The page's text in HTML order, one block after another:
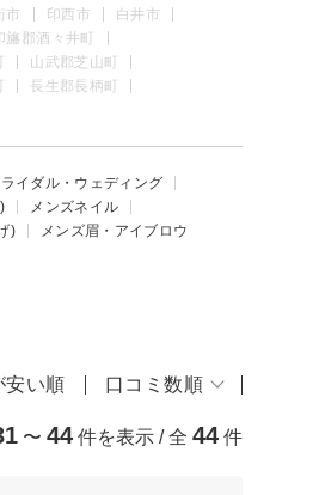
市 印西市
白井市
旛郡酒々井町
山武郡芝山町
長生郡長柄町
イダル・ウェディング
メンズネイル
) メンズ眉・アイブロウ
安い順 口コミ数順
〜 44 件を表示 / 全 44 件